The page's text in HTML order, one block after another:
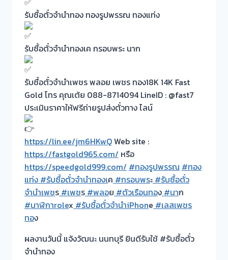
รับซื้อตั๋วจำนำทอง ทองรูปพรรณ ทองแท่ง
รับซื้อตั๋วจำนำทองเค กรอบพระ นาก
รับซื้อตั๋วจำนำเพชร พลอย เพชร ทอง18K 14K Fast
Gold โทร คุณเต้ย 088-8714094 LineID : @fast7
ประเมินราคาให้ฟรีถ่ายรูปส่งตั๋วทาง ไลน์
https://lin.ee/jm6HKwQWeb site :
https://fastgold965.com/ หรือ
https://speedgold999.com/ #ทองรูปพรรณ #ทอง
แท่ง #รับซื้อตั๋วจำนำทองเค #กรอบพระ #รับซื้อตั๋ว
จำนำเพชร #เพชร #พลอย #ตัวเรือนทอง #นาก
#นาฬิกาrolex #รับซื้อตั๋วจำนำiPhone #เลสเพชร
ทอง
ผลงานวันนี้ แจ้งวัฒนะ นนทบุรี ยินดีรับใช้ #รับซื้อตั๋ว
จำนำทอง